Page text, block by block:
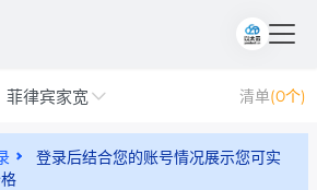
菲律宾家宽 清单(0个)
登录后结合您的账号情况展示您可实